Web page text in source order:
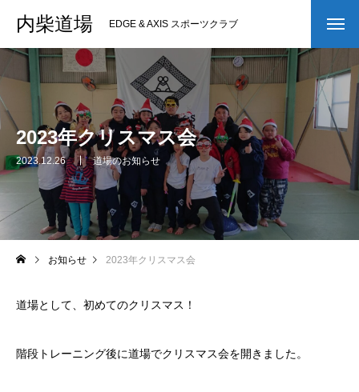
内柴道場 EDGE & AXIS スポーツクラブ
2023年クリスマス会
2023.12.26 道場のお知らせ
お知らせ 2023年クリスマス会
道場として、初めてのクリスマス！
階段トレーニング後に道場でクリスマス会を開きました。